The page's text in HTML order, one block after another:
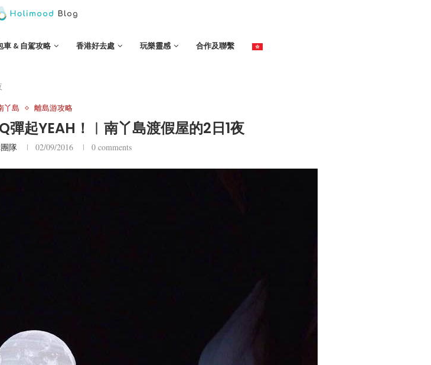
車 & 自駕攻略 香港好去處 玩樂靈感 合作及聯繫
丫島
離島游攻略
彈起YEAH！︱南丫島渡假屋的2日1夜
隊 02/09/2016 0 comments